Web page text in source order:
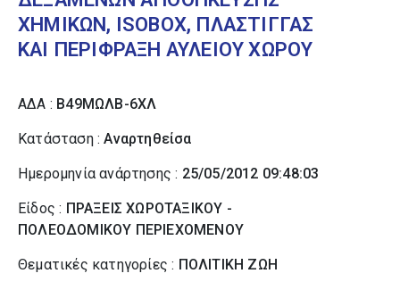
ΧΗΜΙΚΩΝ, ISOBOX, ΠΛΑΣΤΙΓΓΑΣ
ΚΑΙ ΠΕΡΙΦΡΑΞΗ ΑΥΛΕΙΟΥ ΧΩΡΟΥ
ΑΔΑ : Β49ΜΩΛΒ-6ΧΛ
Κατάσταση :Αναρτηθείσα
Ημερομηνία ανάρτησης : 25/05/2012 09:48:03
Είδος : ΠΡΑΞΕΙΣ ΧΩΡΟΤΑΞΙΚΟΥ -
ΠΟΛΕΟΔΟΜΙΚΟΥ ΠΕΡΙΕΧΟΜΕΝΟΥ
Θεματικές κατηγορίες : ΠΟΛΙΤΙΚΗ ΖΩΗ